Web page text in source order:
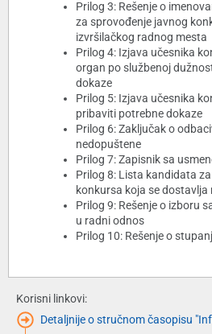
Prilog 3: Rešenje o
za sprovođenje javnog
izvršilačkog radnog mesta
Prilog 4: Izjava učesnika
organ po službenoj
dokaze
Prilog 5: Izjava učesnika
pribaviti potrebne dokaze
Prilog 6: Zaključak o
nedopuštene
Prilog 7: Zapisnik sa
Prilog 8: Lista kandidata
konkursa koja se
Prilog 9: Rešenje o izboru
u radni odnos
Prilog 10: Rešenje o
Korisni linkovi:
Detaljnije o stručnom časopisu